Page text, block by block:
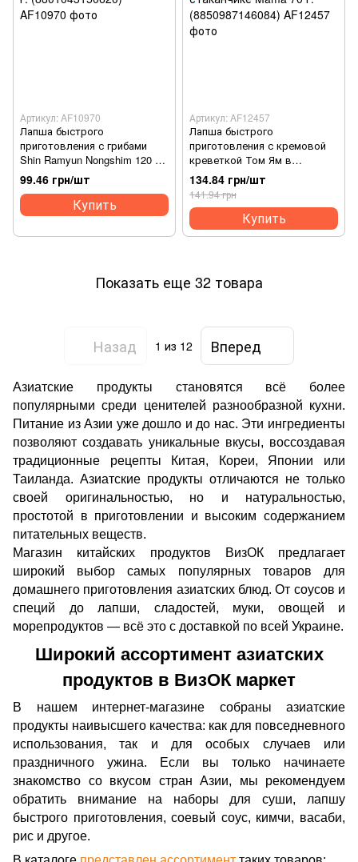
Артикул: AF10970
Лапша быстрого
приготовления с грибами
Shin Ramyun Nongshim 120 г.
(8801043150620)
99.46 грн/шт
Купить
Артикул: AF12457
Лапша быстрого
приготовления с кремовой
креветкой Том Ям в
стаканчике Mama 70 г.
(8850987146084)
134.84 грн/шт
141.94 грн
Купить
Показать еще 32 товара
Назад 1 из 12 Вперед
Азиатские продукты становятся всё более
популярными среди ценителей разнообразной кухни.
Питание из Азии уже дошло и до нас. Эти ингредиенты
позволяют создавать уникальные вкусы, воссоздавая
традиционные рецепты Китая, Кореи, Японии или
Таиланда. Азиатские продукты отличаются не только
своей оригинальностью, но и натуральностью,
простотой в приготовлении и высоким содержанием
питательных веществ.
Магазин китайских продуктов ВизОК предлагает
широкий выбор самых популярных товаров для
домашнего приготовления азиатских блюд. От соусов и
специй до лапши, сладостей, муки, овощей и
морепродуктов — всё это с доставкой по всей Украине.
Широкий ассортимент азиатских
продуктов в ВизОК маркет
В нашем интернет-магазине собраны азиатские
продукты наивысшего качества: как для повседневного
использования, так и для особых случаев или
праздничного ужина. Если вы только начинаете
знакомство со вкусом стран Азии, мы рекомендуем
обратить внимание на наборы для суши, лапшу
быстрого приготовления, соевый соус, кимчи, васаби,
рис и другое.